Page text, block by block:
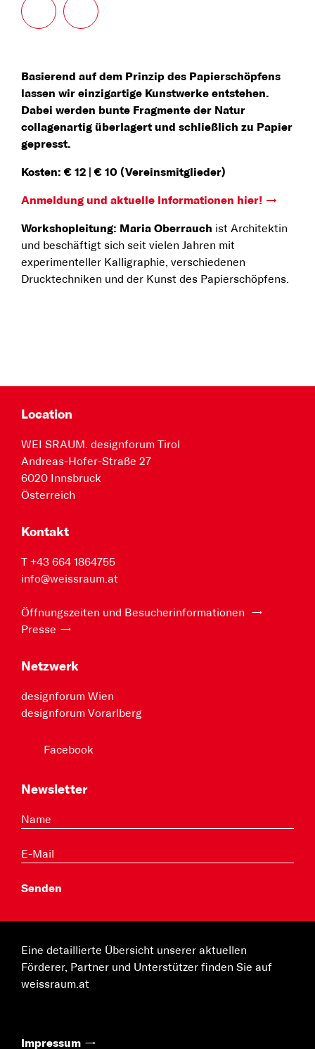
Basierend auf dem Prinzip des Papierschöpfens
lassen wir einzigartige Kunstwerke entstehen.
Dabei werden bunte Fragmente der Natur
collagenartig überlagert und schließlich zu Papier
gepresst.
Kosten: € 12 | € 10 (Vereinsmitglieder)
Anmeldung und aktuelle Informationen hier!
Workshopleitung: Maria Oberrauch ist Architektin
und beschäftigt sich seit vielen Jahren mit
experimenteller Kalligraphie, verschiedenen
Drucktechniken und der Kunst des Papierschöpfens.
Location
WEI SRAUM. designforum Tirol
Andreas-Hofer-Straße 27
6020 Innsbruck
Österreich
Kontakt
T +43 664 1864755
info@weissraum.at
Öffnungszeiten und Besucherinformationen
Presse
Netzwerk
designforum Wien
designforum Vorarlberg
Facebook
Newsletter
Eine detaillierte Übersicht unserer aktuellen
Förderer, Partner und Unterstützer finden Sie auf
weissraum.at
Impressum